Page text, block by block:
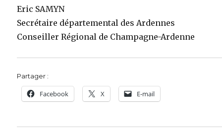
Eric SAMYN
Secrétaire départemental des Ardennes
Conseiller Régional de Champagne-Ardenne
Partager :
Facebook X E-mail